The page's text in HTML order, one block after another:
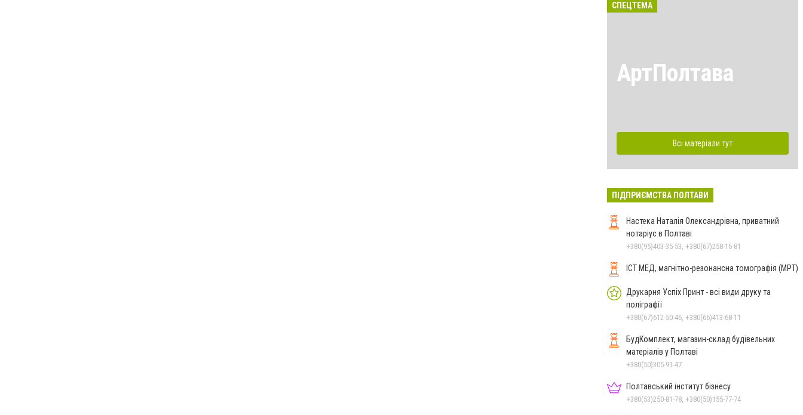
СПЕЦТЕМА
АртПолтава
Всі матеріали тут
ПІДПРИЄМСТВА ПОЛТАВИ
Настека Наталія Олександрівна, приватний
нотаріус в Полтаві
+380(95)403-35-53, +380(67)258-16-81
ІСТ МЕД, магнітно-резонансна томографія (МРТ)
Друкарня Успіх Принт - всі види друку та
поліграфії
+380(67)612-50-46, +380(66)413-68-11
БудКомплект, магазин-склад будівельних
матеріалів у Полтаві
+380(50)305-91-47
Полтавський інститут бізнесу
+380(53)250-81-78, +380(50)155-77-74